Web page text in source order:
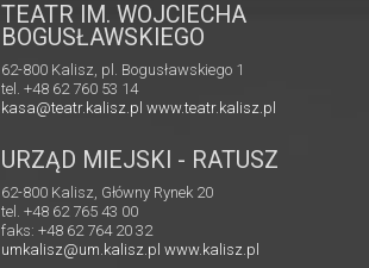
TEATR IM. WOJCIECHA
BOGUSŁAWSKIEGO
62-800 Kalisz, pl. Bogusławskiego 1
tel. +48 62 760 53 14
kasa@teatr.kalisz.pl www.teatr.kalisz.pl
URZĄD MIEJSKI - RATUSZ
62-800 Kalisz, Główny Rynek 20
tel. +48 62 765 43 00
faks: +48 62 764 20 32
umkalisz@um.kalisz.plwww.kalisz.pl